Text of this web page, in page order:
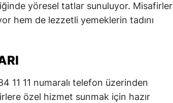
yöresel tatlar sunuluyor. Misafirler
hem de lezzetli yemeklerin tadını
11 11 numaralı telefon üzerinden
özel hizmet sunmak için hazır